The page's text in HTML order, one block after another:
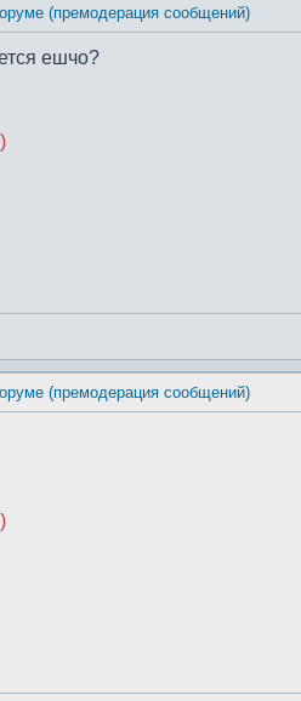
(премодерация сообщений)
ешчо?
(премодерация сообщений)